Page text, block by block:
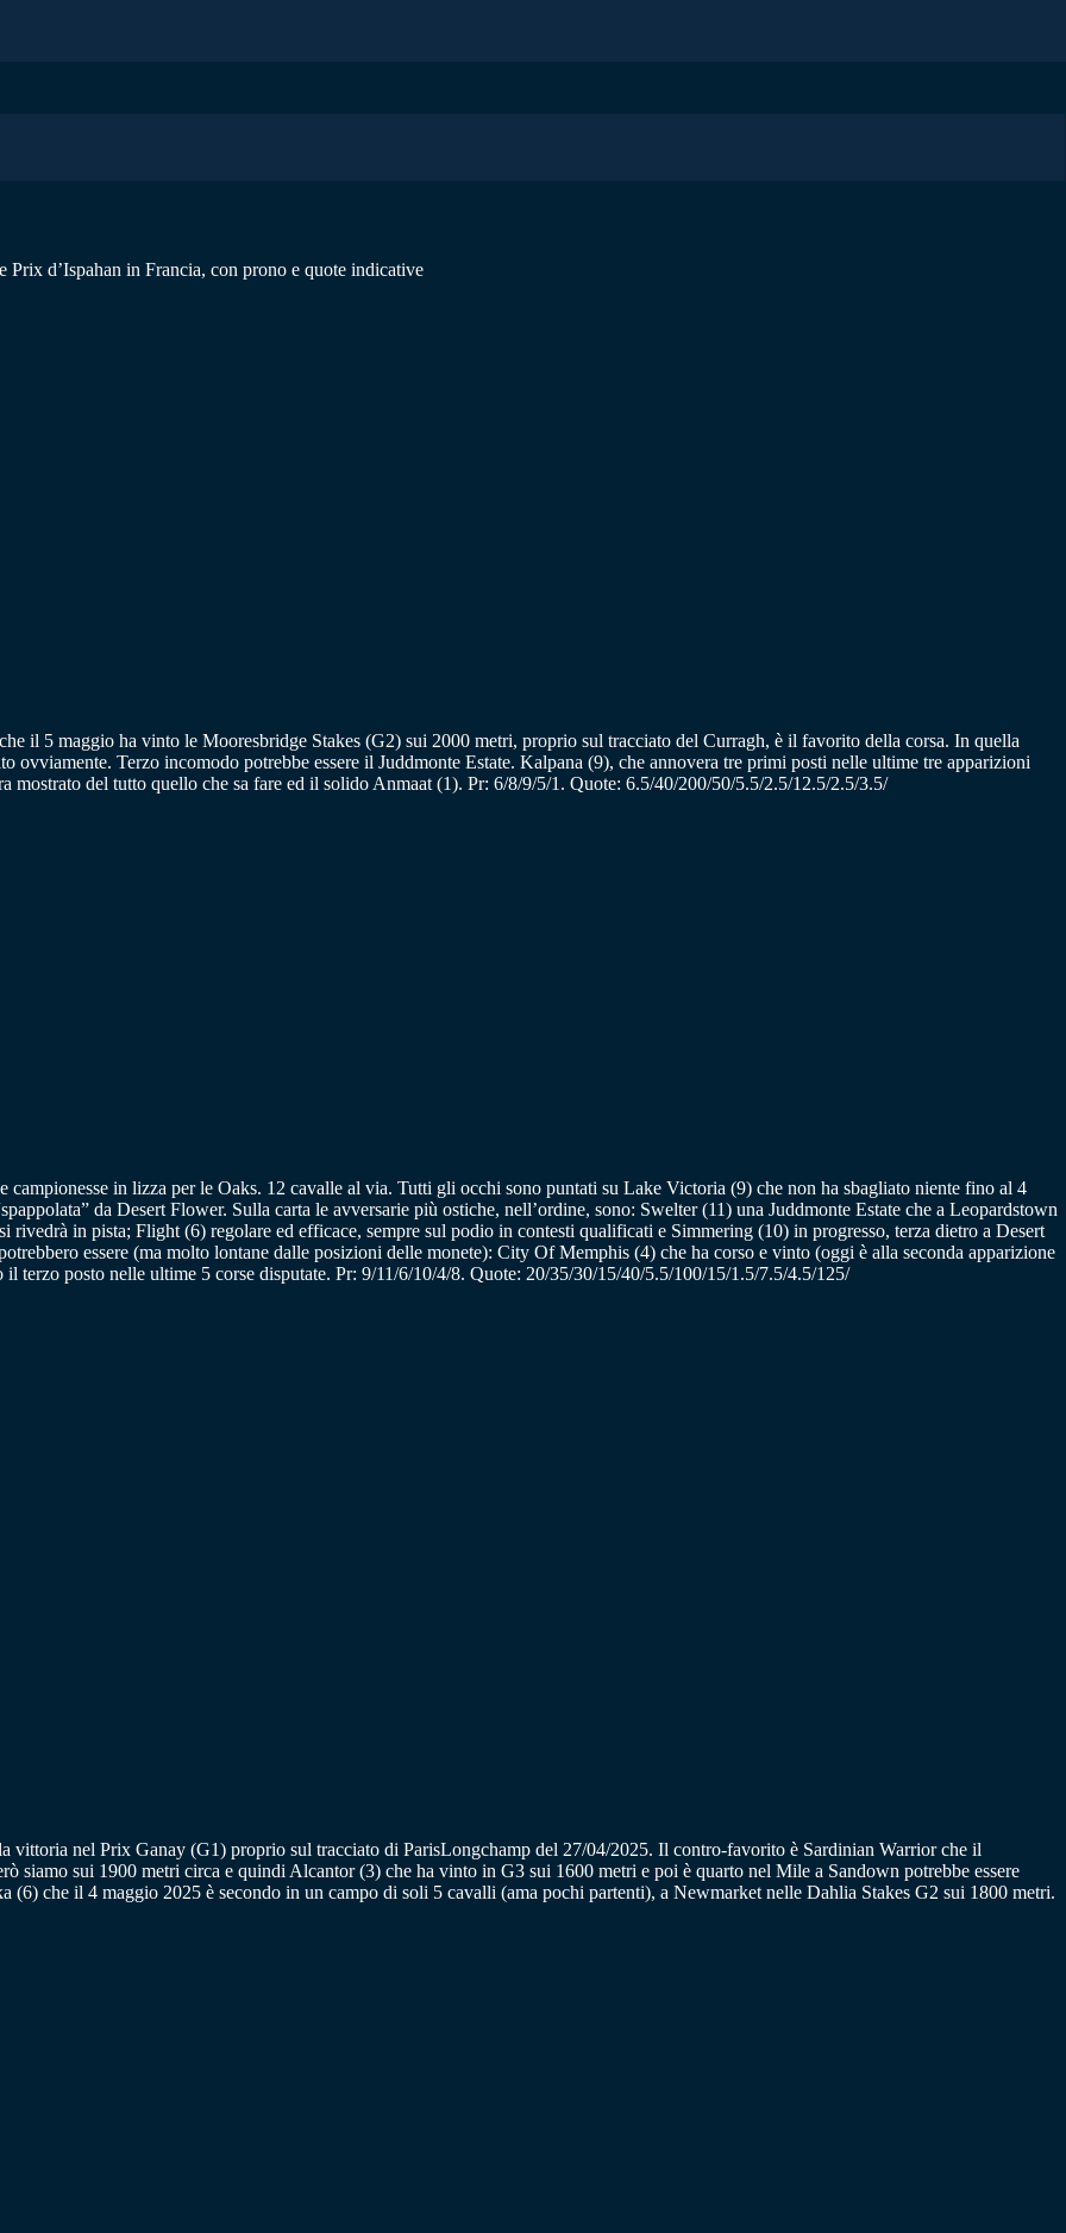
d’Ispahan in Francia, con prono e quote indicative
il 5 maggio ha vinto le Mooresbridge Stakes (G2) sui 2000 metri, proprio sul tracciato del Curragh, è il favorito della corsa. In quella
Terzo incomodo potrebbe essere il Juddmonte Estate. Kalpana (9), che annovera tre primi posti nelle ultime tre apparizioni
mostrato del tutto quello che sa fare ed il solido Anmaat (1). Pr: 6/8/9/5/1. Quote: 6.5/40/200/50/5.5/2.5/12.5/2.5/3.5/
in lizza per le Oaks. 12 cavalle al via. Tutti gli occhi sono puntati su Lake Victoria (9) che non ha sbagliato niente fino al 4
da Desert Flower. Sulla carta le avversarie più ostiche, nell’ordine, sono: Swelter (11) una Juddmonte Estate che a Leopardstown
in pista; Flight (6) regolare ed efficace, sempre sul podio in contesti qualificati e Simmering (10) in progresso, terza dietro a Desert
essere (ma molto lontane dalle posizioni delle monete): City Of Memphis (4) che ha corso e vinto (oggi è alla seconda apparizione
terzo posto nelle ultime 5 corse disputate. Pr: 9/11/6/10/4/8. Quote: 20/35/30/15/40/5.5/100/15/1.5/7.5/4.5/125/
vittoria nel Prix Ganay (G1) proprio sul tracciato di ParisLongchamp del 27/04/2025. Il contro-favorito è Sardinian Warrior che il
siamo sui 1900 metri circa e quindi Alcantor (3) che ha vinto in G3 sui 1600 metri e poi è quarto nel Mile a Sandown potrebbe essere
che il 4 maggio 2025 è secondo in un campo di soli 5 cavalli (ama pochi partenti), a Newmarket nelle Dahlia Stakes G2 sui 1800 metri.